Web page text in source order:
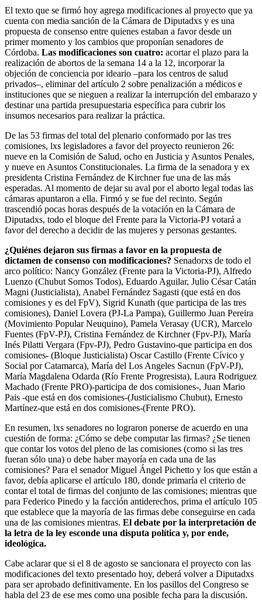
El texto que se firmó hoy agrega modificaciones al proyecto que ya
cuenta con media sanción de la Cámara de Diputadxs y es una
propuesta de consenso entre quienes estaban a favor desde un
primer momento y los cambios que proponían senadores de
Córdoba. Las modificaciones son cuatro: acortar el plazo para la
realización de abortos de la semana 14 a la 12, incorporar la
objeción de conciencia por ideario –para los centros de salud
privados–, eliminar del artículo 2 sobre penalización a médicos e
instituciones que se nieguen a realizar la interrupción del embarazo y
destinar una partida presupuestaria específica para cubrir los
insumos necesarios para realizar la práctica.
De las 53 firmas del total del plenario conformado por las tres
comisiones, lxs legisladores a favor del proyecto reunieron 26:
nueve en la Comisión de Salud, ocho en Justicia y Asuntos Penales,
y nueve en Asuntos Constitucionales. La firma de la senadora y ex
presidenta Cristina Fernández de Kirchner fue una de las más
esperadas. Al momento de dejar su aval por el aborto legal todas las
cámaras apuntaron a ella. Firmó y se fue del recinto. Según
trascendió pocas horas después de la votación en la Cámara de
Diputadxs, todo el bloque del Frente para la Victoria-PJ votará a
favor del derecho a decidir de las mujeres y personas gestantes.
¿Quiénes dejaron sus firmas a favor en la propuesta de
dictamen de consenso con modificaciones? Senadorxs de todo el
arco político: Nancy González (Frente para la Victoria-PJ), Alfredo
Luenzo (Chubut Somos Todos), Eduardo Aguilar, Julio César Catán
Magni (Justicialista), Anabel Fernández Sagasti (que está en dos
comisiones y es del FpV), Sigrid Kunath (que participa de las tres
comisiones), Daniel Lovera (PJ-La Pampa), Guillermo Juan Pereira
(Movimiento Popular Neuquino), Pamela Verasay (UCR), Marcelo
Fuentes (FpV-PJ), Cristina Fernández de Kirchner (Fpv-PJ), María
Inés Pilatti Vergara (Fpv-PJ), Pedro Gustavino-que participa en dos
comisiones- (Bloque Justicialista) Oscar Castillo (Frente Cívico y
Social por Catamarca), María del Los Angeles Sacnun (FpV-PJ),
María Magdalena Odarda (Río Frente Progresista), Laura Rodriguez
Machado (Frente PRO)-participa de dos comisiones-, Juan Mario
Pais -que está en dos comisiones-(Justicialismo Chubut), Ernesto
Martínez-que está en dos comisiones-(Frente PRO).
En resumen, lxs senadores no lograron ponerse de acuerdo en una
cuestión de forma: ¿Cómo se debe computar las firmas? ¿Se tienen
que contar los votos del pleno de las comisiones (como si las tres
fueran sólo una) o debe haber mayoría en cada una de las
comisiones? Para el senador Miguel Ángel Pichetto y los que están a
favor, debía aplicarse el artículo 180, donde primaría el criterio de
contar el total de firmas del conjunto de las comisiones; mientras que
para Federico Pinedo y la facción antiderechos, prima el artículo 105
que establece que la mayoría de las firmas debe conseguirse en cada
una de las comisiones mientras. El debate por la interpretación de
la letra de la ley esconde una disputa política y, por ende,
ideológica.
Cabe aclarar que si el 8 de agosto se sancionara el proyecto con las
modificaciones del texto presentado hoy, deberá volver a Diputadxs
para ser aprobado definitivamente. En los pasillos del Congreso se
habla del 23 de ese mes como una posible fecha para la discusión.